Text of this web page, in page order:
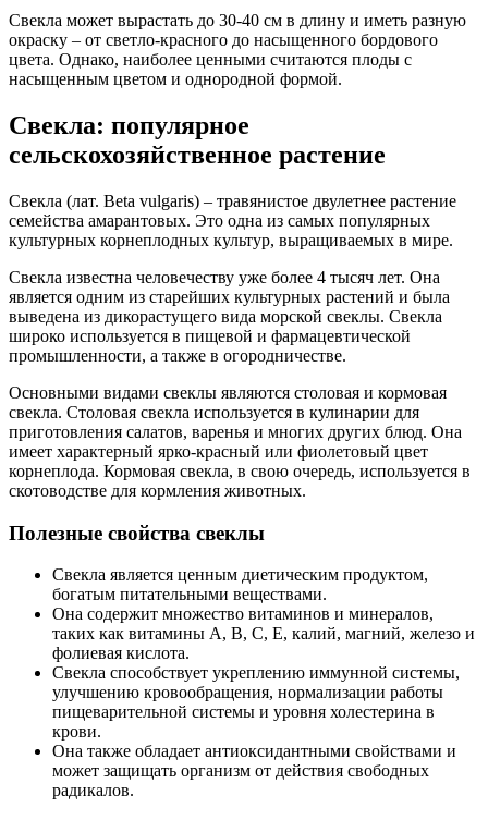
Свекла может вырастать до 30-40 см в длину и иметь разную
окраску – от светло-красного до насыщенного бордового
цвета. Однако, наиболее ценными считаются плоды с
насыщенным цветом и однородной формой.
Свекла: популярное
сельскохозяйственное растение
Свекла (лат. Beta vulgaris) – травянистое двулетнее растение
семейства амарантовых. Это одна из самых популярных
культурных корнеплодных культур, выращиваемых в мире.
Свекла известна человечеству уже более 4 тысяч лет. Она
является одним из старейших культурных растений и была
выведена из дикорастущего вида морской свеклы. Свекла
широко используется в пищевой и фармацевтической
промышленности, а также в огородничестве.
Основными видами свеклы являются столовая и кормовая
свекла. Столовая свекла используется в кулинарии для
приготовления салатов, варенья и многих других блюд. Она
имеет характерный ярко-красный или фиолетовый цвет
корнеплода. Кормовая свекла, в свою очередь, используется в
скотоводстве для кормления животных.
Полезные свойства свеклы
Свекла является ценным диетическим продуктом,
богатым питательными веществами.
Она содержит множество витаминов и минералов,
таких как витамины А, В, С, Е, калий, магний, железо и
фолиевая кислота.
Свекла способствует укреплению иммунной системы,
улучшению кровообращения, нормализации работы
пищеварительной системы и уровня холестерина в
крови.
Она также обладает антиоксидантными свойствами и
может защищать организм от действия свободных
радикалов.